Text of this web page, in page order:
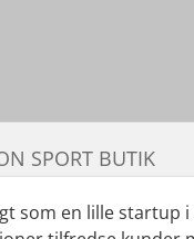
SPORT BUTIK
som en lille